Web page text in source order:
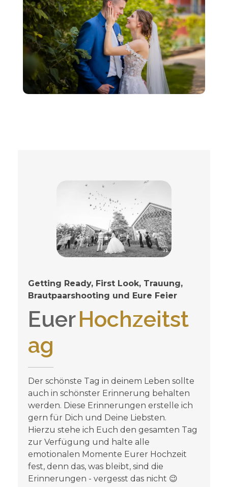
Getting Ready, First Look, Trauung,
Brautpaarshooting und Eure Feier
EuerHochzeitst
ag
Der schönste Tag in deinem Leben sollte
auch in schönster Erinnerung behalten
werden. Diese Erinnerungen erstelle ich
gern für Dich und Deine Liebsten.
Hierzu stehe ich Euch den gesamten Tag
zur Verfügung und halte alle
emotionalen Momente Eurer Hochzeit
fest, denn das, was bleibt, sind die
Erinnerungen - vergesst das nicht 😉